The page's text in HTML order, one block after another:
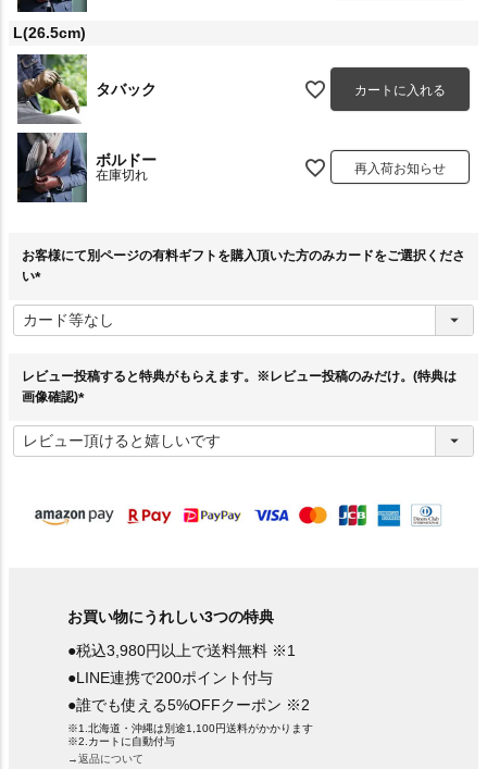
L(26.5cm)
タバック カートに入れる
ボルドー
在庫切れ 再入荷お知らせ
お客様にて別ページの有料ギフトを購入頂いた方のみカードをご選択くださ
い
必
須
レビュー投稿すると特典がもらえます。※レビュー投稿のみだけ。(特典は
画像確認)
必
須
お買い物にうれしい3つの特典
●税込3,980円以上で送料無料 ※1
●LINE連携で200ポイント付与
●誰でも使える5%OFFクーポン ※2
※1.北海道・沖縄は別途1,100円送料がかかります
※2.カートに自動付与
→返品について